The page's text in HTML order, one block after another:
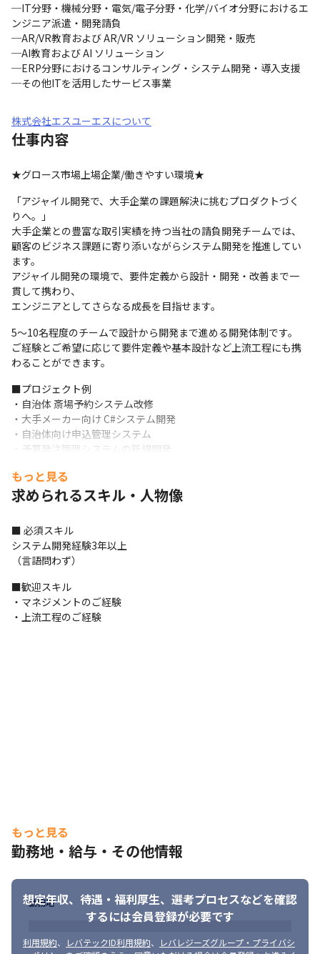
─IT分野・機械分野・電気/電子分野・化学/バイオ分野におけるエ
ンジニア派遣・開発請負
─AR/VR教育および AR/VR ソリューション開発・販売
─AI教育および AI ソリューション
─ERP分野におけるコンサルティング・システム開発・導入支援
─その他ITを活用したサービス事業
株式会社エスユーエスについて
仕事内容
★グロース市場上場企業/働きやすい環境★
「アジャイル開発で、大手企業の課題解決に挑むプロダクトづく
りへ。」
大手企業との豊富な取引実績を持つ当社の請負開発チームでは、
顧客のビジネス課題に寄り添いながらシステム開発を推進してい
ます。
アジャイル開発の環境で、要件定義から設計・開発・改善まで一
貫して携わり、
エンジニアとしてさらなる成長を目指せます。
5～10名程度のチームで設計から開発まで進める開発体制です。
ご経験とご希望に応じて要件定義や基本設計など上流工程にも携
わることができます。
■プロジェクト例
・自治体 斎場予約システム改修
・大手メーカー向け C#システム開発
・自治体向け申込管理システム
・予算発注管理システムの新規開発
・教育現場向けチャットボットシステム開発
・配送ルート最適化システム開発
・Webコールセンターシステム開発
・経理システム開発
等々…
担当プロジェクトはスキルとご希望を元に相談させていただきま
す。
（変更の範囲：会社の定める職種）
スキルアップにつながる業務や挑戦したい業務を相談しながら決
定します。
「社会人学校」をテーマに研修制度を整備。
各分野の社内研修を自由に受講できるほか、
ベテランエンジニアによる技術勉強会も開催しています。
・キャリアサポート体制
もっと見る
求められるスキル・人物像
■ 必須スキル
システム開発経験3年以上
（言語問わず）
■歓迎スキル
・マネジメントのご経験
・上流工程のご経験
もっと見る
勤務地・給与・その他情報
想定年収、待遇・福利厚生、 選考プロセスなどを確認
するには会員登録が必要です
利用規約、 レバテックID利用規約、
レバレジーズグループ・プライバシ
勤務地